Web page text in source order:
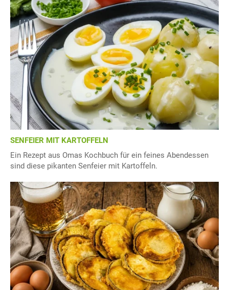
SENFEIER MIT KARTOFFELN
Ein Rezept aus Omas Kochbuch für ein feines Abendessen
sind diese pikanten Senfeier mit Kartoffeln.